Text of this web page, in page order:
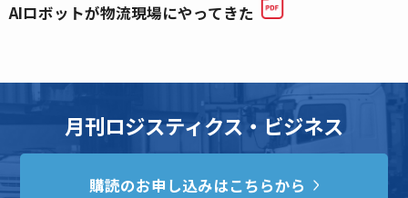
AIロボットが物流現場にやってきた
月刊ロジスティクス・ビジネス
購読のお申し込みはこちらから